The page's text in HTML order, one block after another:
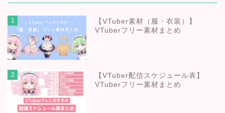
1
【VTuber素材（服・衣装）】
VTuberフリー素材まとめ
2
【VTuber配信スケジュール表】
VTuberフリー素材まとめ